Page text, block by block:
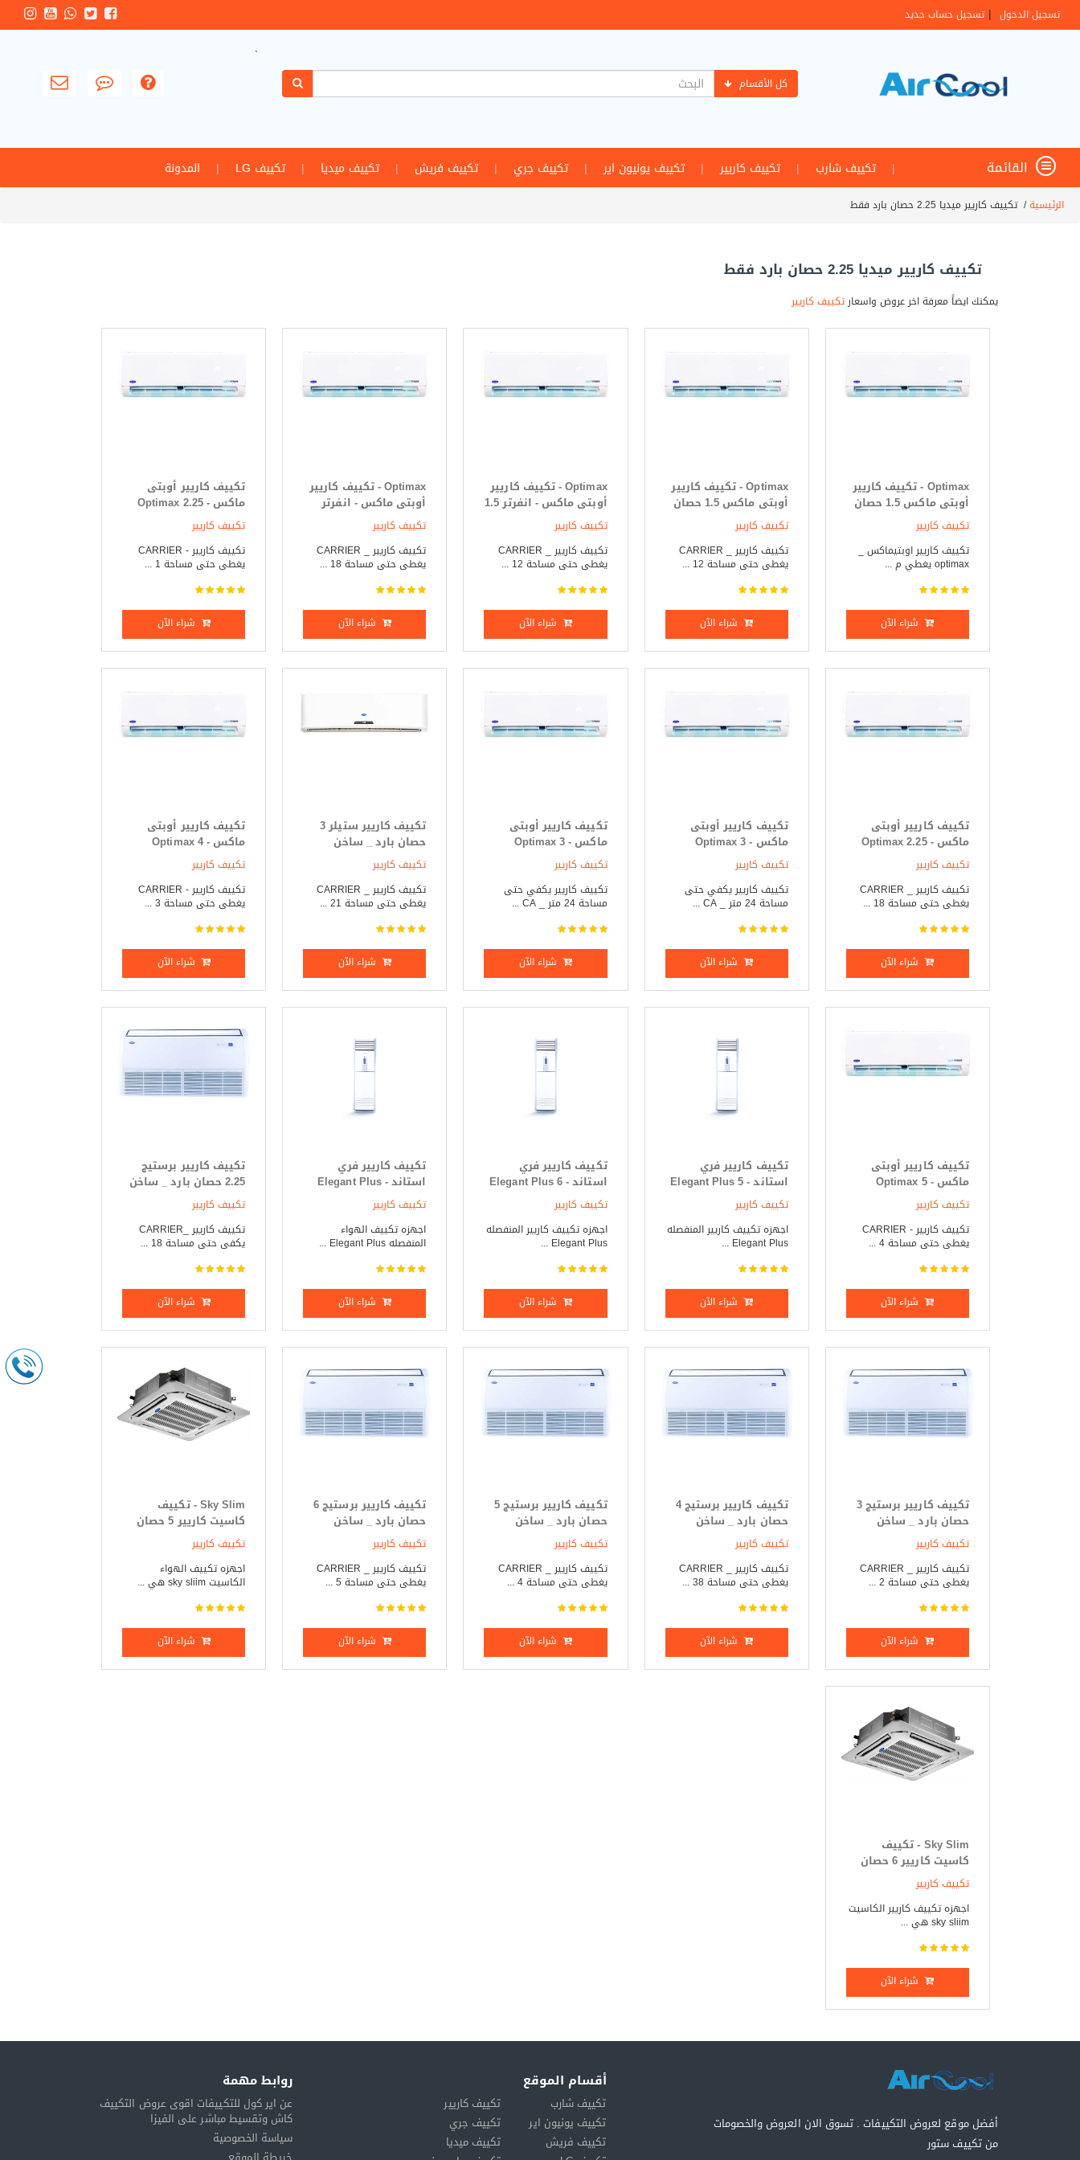
تسجيل الدخول | تسجيل حساب جديد
كل الأقسام
`
القائمة | تكييف شارب | تكييف كاريير | تكييف يونيون اير | تكييف جري | تكييف فريش | تكييف ميديا | تكييف LG | المدونة
الرئيسية/تكييف كاريير ميديا 2.25 حصان بارد فقط
تكييف كاريير ميديا 2.25 حصان بارد فقط
يمكنك ايضاً معرفة اخر عروض واسعارتكييف كاريير
Optimax - تكييف كاريير
أوبتى ماكس 1.5 حصان
بارد فقط
تكييف كاريير
تكييف كاريير اوبتيماكس _
optimax يغطي م ...
شراء الآن
Optimax - تكييف كاريير
أوبتى ماكس 1.5 حصان
بارد _ ساخن
تكييف كاريير
تكييف كاريير _ CARRIER
يغطى حتى مساحة 12 ...
شراء الآن
Optimax - تكييف كاريير
أوبتى ماكس - انفرتر 1.5
حصان بارد _ ساخن
تكييف كاريير
تكييف كاريير _ CARRIER
يغطى حتى مساحة 12 ...
شراء الآن
Optimax - تكييف كاريير
أوبتى ماكس - انفرتر
2.25 حصان بارد _ ساخن
تكييف كاريير
تكييف كاريير _ CARRIER
يغطى حتى مساحة 18 ...
شراء الآن
تكييف كاريير أوبتى
ماكس - Optimax 2.25
حصان بارد فقط
تكييف كاريير
تكييف كاريير - CARRIER
يغطى حتى مساحة 1 ...
شراء الآن
تكييف كاريير أوبتى
ماكس - Optimax 2.25
حصان بارد _ ساخن
تكييف كاريير
تكييف كاريير _ CARRIER
يغطى حتى مساحة 18 ...
شراء الآن
تكييف كاريير أوبتى
ماكس - Optimax 3
حصان بارد فقط
تكييف كاريير
تكييف كاريير يكفي حتى
مساحة 24 متر _ CA ...
شراء الآن
تكييف كاريير أوبتى
ماكس - Optimax 3
حصان بارد _ ساخن
تكييف كاريير
تكييف كاريير يكفي حتى
مساحة 24 متر _ CA ...
شراء الآن
تكييف كاريير ستيلر 3
حصان بارد _ ساخن
تكييف كاريير
تكييف كاريير _ CARRIER
يغطى حتى مساحة 21 ...
شراء الآن
تكييف كاريير أوبتى
ماكس - Optimax 4
حصان بارد _ ساخن
تكييف كاريير
تكييف كاريير - CARRIER
يغطى حتى مساحة 3 ...
شراء الآن
تكييف كاريير أوبتى
ماكس - Optimax 5
حصان بارد _ ساخن
تكييف كاريير
تكييف كاريير - CARRIER
يغطى حتى مساحة 4 ...
شراء الآن
تكييف كاريير فري
استاند - Elegant Plus 5
حصان بارد _ ساخن
تكييف كاريير
اجهزه تكييف كاريير المنفصله
Elegant Plus ...
شراء الآن
تكييف كاريير فري
استاند - Elegant Plus 6
حصان بارد _ ساخن
تكييف كاريير
اجهزه تكييف كاريير المنفصله
Elegant Plus ...
شراء الآن
تكييف كاريير فري
استاند - Elegant Plus
7.5 حصان بارد فقط
تكييف كاريير
اجهزه تكييف الهواء
المنفصله Elegant Plus ...
شراء الآن
تكييف كاريير برستيج
2.25 حصان بارد _ ساخن
تكييف كاريير
تكييف كاريير _CARRIER
يكفى حتى مساحة 18 ...
شراء الآن
تكييف كاريير برستيج 3
حصان بارد _ ساخن
تكييف كاريير
تكييف كاريير _ CARRIER
يغطى حتى مساحة 2 ...
شراء الآن
تكييف كاريير برستيج 4
حصان بارد _ ساخن
تكييف كاريير
تكييف كاريير _ CARRIER
يغطى حتى مساحة 38 ...
شراء الآن
تكييف كاريير برستيج 5
حصان بارد _ ساخن
تكييف كاريير
تكييف كاريير _ CARRIER
يغطى حتى مساحة 4 ...
شراء الآن
تكييف كاريير برستيج 6
حصان بارد _ ساخن
تكييف كاريير
تكييف كاريير _ CARRIER
يغطى حتى مساحة 5 ...
شراء الآن
Sky Slim - تكييف
كاسيت كاريير 5 حصان
بارد _ ساخن
تكييف كاريير
اجهزه تكييف الهواء
الكاسيت sky sliim هي ...
شراء الآن
Sky Slim - تكييف
كاسيت كاريير 6 حصان
بارد _ ساخن
تكييف كاريير
اجهزه تكييف كاريير الكاسيت
sky sliim هي ...
شراء الآن
أفضل موقع لعروض التكييفات . تسوق الان العروض والخصومات
من تكييف ستور
أقسام الموقع
تكييف شارب
تكييف كاريير
تكييف يونيون اير
تكييف جري
تكييف فريش
تكييف ميديا
روابط مهمة
عن اير كول للتكييفات اقوى عروض التكييف
كاش وتقسيط مباشر على الفيزا
سياسة الخصوصية